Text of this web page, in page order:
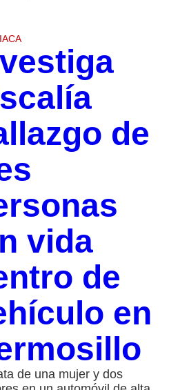
de
vida
de
en
de una mujer y dos